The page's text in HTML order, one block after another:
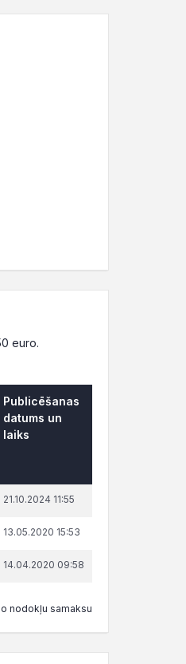
euro.
Publicēšanas
datums un
laiks
21.10.2024 11:55
13.05.2020 15:53
14.04.2020 09:58
nodokļu samaksu